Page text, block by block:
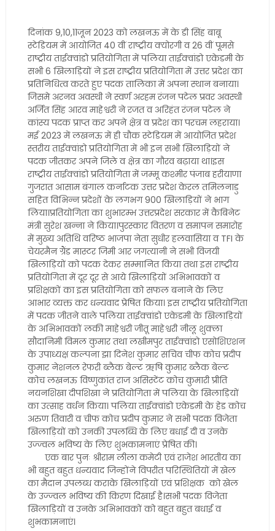
दिनांक 9,10,11जून 2023 को लखनऊ में के डी सिंह बाबू
स्टेडियम में आयोजित 40 वीं राष्ट्रीय क्योरगी व 26 वीं पूमसे
राष्ट्रीय ताईक्वांडो प्रतियोगिता में पलिया ताईक्वांडो एकेडमी के
सभी 6 खिलाड़ियों ने इस राष्ट्रीय प्रतियोगिता में उत्तर प्रदेश का
प्रतिनिधित्व करते हुए पदक तालिका में अपना स्थान बनाया।
जिसमे अरनव अवस्थी ने स्वर्ण अरहम रंजन पटेल प्रवर अवस्थी
अर्जित सिंह आरव माहेश्वरी ने रजत व अरिहंत रंजन पटेल ने
कांस्य पदक प्राप्त कर अपने क्षेत्र व प्रदेश का परचम लहराया।
मई 2023 में लखनऊ में ही चौक स्टेडियम में आयोजित प्रदेश
स्तरीय ताईक्वांडो प्रतियोगिता में भी इन सभी खिलाड़ियों ने
पदक जीतकर अपने जिले व क्षेत्र का गौरव बढ़ाया था।इस
राष्ट्रीय ताईक्वांडो प्रतियोगिता में जम्मू कश्मीर पंजाब हरीयाणा
गुजरात आसाम बंगाल कर्नाटक उत्तर प्रदेश केरल तमिलनाडु
सहित विभिन्न प्रदेशों के लगभग 900 खिलाड़ियों ने भाग
लिया।प्रतियोगिता का शुभारम्भ उत्तरप्रदेश सरकार में कैबिनेट
मंत्री सुरेश खन्ना ने किया।पुरस्कार वितरण व समापन समारोह
में मुख्य अतिथि वरिष्ठ भाजपा नेता सुधीर हलवासिया व TFI के
चेयरमैन ग्रैंड मास्टर जिमी आर जगत्यानी ने सभी विजयी
खिलाड़ियों को पदक देकर सम्मानित किया तथा इस राष्ट्रीय
प्रतियोगिता में दूर दूर से आये खिलाड़ियों अभिभावकों व
प्रशिक्षकों का इस प्रतियोगिता को सफल बनाने के लिए
आभार व्यक्त कर धन्यवाद प्रेषित किया। इस राष्ट्रीय प्रतियोगिता
में पदक जीतने वाले पलिया ताईक्वांडो एकेडमी के खिलाड़ियों
के अभिभावकों लकी माहेश्वरी जीतू माहेश्वरी नीलू शुक्ला
सौदानिमी विमल कुमार तथा लखीमपुर ताईक्वांडो एसोशिएशन
के उपाध्यक्ष कल्पना झा दिनेश कुमार सचिव चीफ कोच प्रदीप
कुमार नेशनल रेफरी ब्लैक बेल्ट ऋषि कुमार ब्लैक बेल्ट
कोच लखनऊ विष्णुकांत राज असिस्टेंट कोच कुमारी प्रीति
नयनशिखा दीपशिखा ने प्रतियोगिता में पलिया के खिलाड़ियों
का उत्साह वर्धन किया। पलिया ताईक्वांडो एकेडमी के हेड कोच
अरुण तिवारी व चीफ कोच प्रदीप कुमार ने सभी पदक विजेता
खिलाड़ियों को उनकी उपलब्धि के लिए बधाई दी व उनके
उज्ज्वल भविष्य के लिए शुभकामनाएं प्रेषित की।
एक बार पुनः श्रीराम लीला कमेटी एवं राजेश भारतीय का
भी बहुत बहुत धन्यवाद जिन्होंने विपरीत परिस्थितियों में खेल
का मैदान उपलब्ध कराके खिलाड़ियों एवं प्रशिक्षक को खेल
के उज्ज्वल भविष्य की किरण दिखाई है।सभी पदक विजेता
खिलाड़ियों व उनके अभिभावकों को बहुत बहुत बधाई व
शुभकामनाएं।